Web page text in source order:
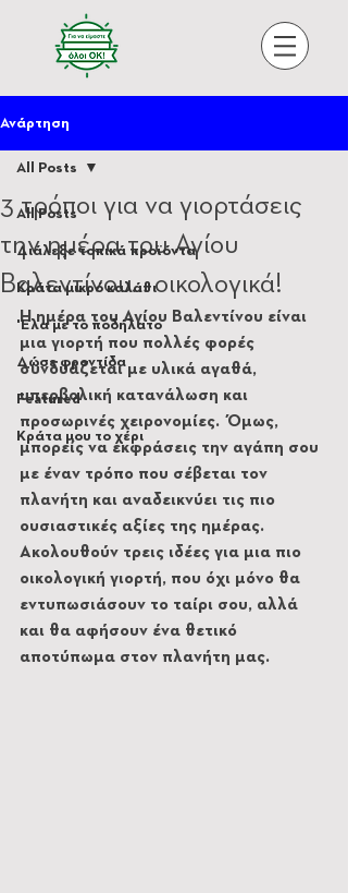
Ανάρτηση
All Posts
Διάλεξε τοπικά προϊόντα
Κράτα μικρό καλάθι
'Ελα με το ποδήλατο
Δώσε φροντίδα
Featured
Κράτα μου το χέρι
All Posts
3 τρόποι για να γιορτάσεις
την ημέρα του Αγίου
Βαλεντίνου… οικολογικά!
Η ημέρα του Αγίου Βαλεντίνου είναι
μια γιορτή που πολλές φορές
συνδυάζεται με υλικά αγαθά,
υπερβολική κατανάλωση και
προσωρινές χειρονομίες. Όμως,
μπορείς να εκφράσεις την αγάπη σου
με έναν τρόπο που σέβεται τον
πλανήτη και αναδεικνύει τις πιο
ουσιαστικές αξίες της ημέρας.
Ακολουθούν τρεις ιδέες για μια πιο
οικολογική γιορτή, που όχι μόνο θα
εντυπωσιάσουν το ταίρι σου, αλλά
και θα αφήσουν ένα θετικό
αποτύπωμα στον πλανήτη μας.